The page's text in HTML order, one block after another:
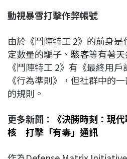
動視暴雪打擊作弊帳號
由於《鬥陣特工 2》的前身
定數量的騙子、 駭客等有著
《鬥陣特工 2》有《最終用
《行為準則》，但社群中的
的規則。
更多新聞：
《決勝時刻：現
核 打擊「有毒」通訊